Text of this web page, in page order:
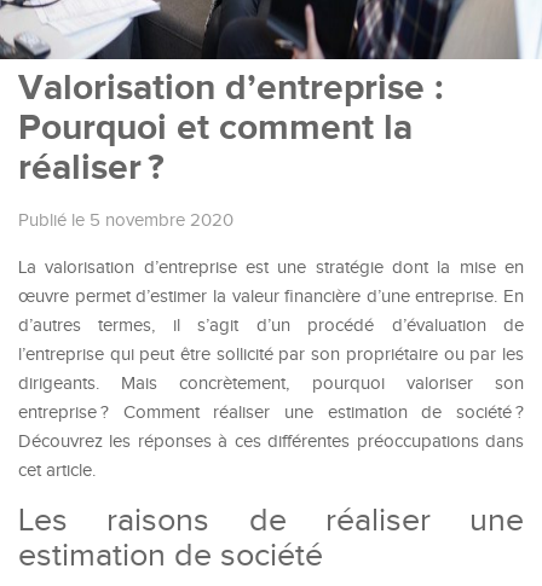
Valorisation d’entreprise :
Pourquoi et comment la
réaliser ?
Publié le 5 novembre 2020
La valorisation d’entreprise est une stratégie dont la mise en
œuvre permet d’estimer la valeur financière d’une entreprise. En
d’autres termes, il s’agit d’un procédé d’évaluation de
l’entreprise qui peut être sollicité par son propriétaire ou par les
dirigeants. Mais concrètement, pourquoi valoriser son
entreprise ? Comment réaliser une estimation de société ?
Découvrez les réponses à ces différentes préoccupations dans
cet article.
Les raisons de réaliser une
estimation de société